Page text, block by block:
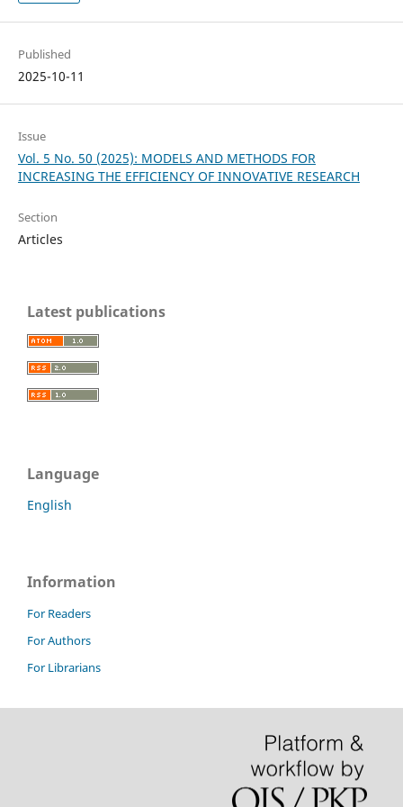
Published
2025-10-11
Issue
Vol. 5 No. 50 (2025): MODELS AND METHODS FOR
INCREASING THE EFFICIENCY OF INNOVATIVE RESEARCH
Section
Articles
Latest publications
Language
English
Information
For Readers
For Authors
For Librarians